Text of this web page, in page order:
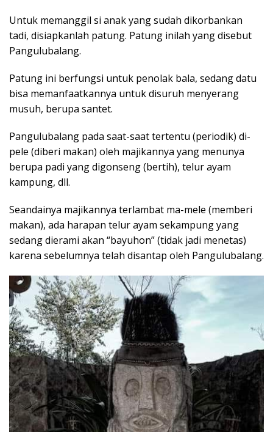
Untuk memanggil si anak yang sudah dikorbankan
tadi, disiapkanlah patung. Patung inilah yang disebut
Pangulubalang.
Patung ini berfungsi untuk penolak bala, sedang datu
bisa memanfaatkannya untuk disuruh menyerang
musuh, berupa santet.
Pangulubalang pada saat-saat tertentu (periodik) di-
pele (diberi makan) oleh majikannya yang menunya
berupa padi yang digonseng (bertih), telur ayam
kampung, dll.
Seandainya majikannya terlambat ma-mele (memberi
makan), ada harapan telur ayam sekampung yang
sedang dierami akan “bayuhon” (tidak jadi menetas)
karena sebelumnya telah disantap oleh Pangulubalang.